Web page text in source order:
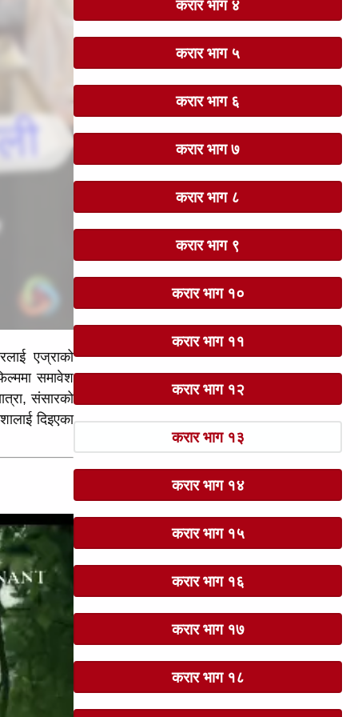
एज्राको
समावेश
संसारको
दिइएका
करार भाग ४
करार भाग ५
करार भाग ६
करार भाग ७
करार भाग ८
करार भाग ९
करार भाग १०
करार भाग ११
करार भाग १२
करार भाग १३
करार भाग १४
करार भाग १५
करार भाग १६
करार भाग १७
करार भाग १८